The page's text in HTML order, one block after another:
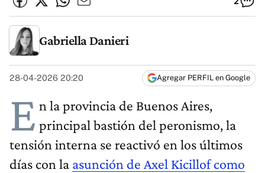
Gabriella Danieri
28-04-2026 20:20 Agregar PERFIL en Google
E n la provincia de Buenos Aires,
principal bastión del peronismo, la
tensión interna se reactivó en los últimos
días con la asunción de Axel Kicillof como